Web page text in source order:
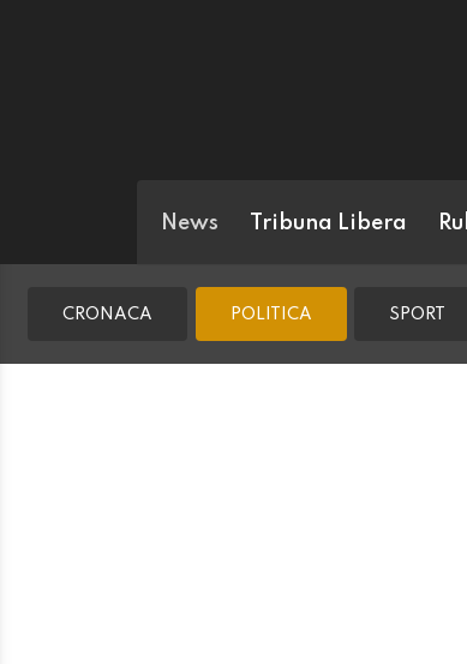
News Tribuna Libera
CRONACA POLITICA SPORT